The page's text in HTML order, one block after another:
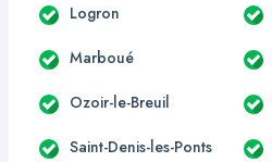
Logron
Marboué
Ozoir-le-Breuil
Saint-Denis-les-Ponts